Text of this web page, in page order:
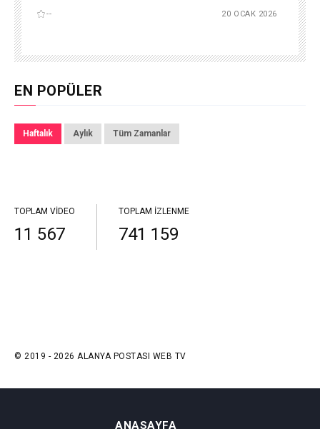
-- 20 OCAK 2026
EN POPÜLER
Haftalık Aylık Tüm Zamanlar
TOPLAM VIDEO
11 567
TOPLAM İZLENME
741 159
© 2019 - 2026 ALANYA POSTASI WEB TV
ANASAYFA